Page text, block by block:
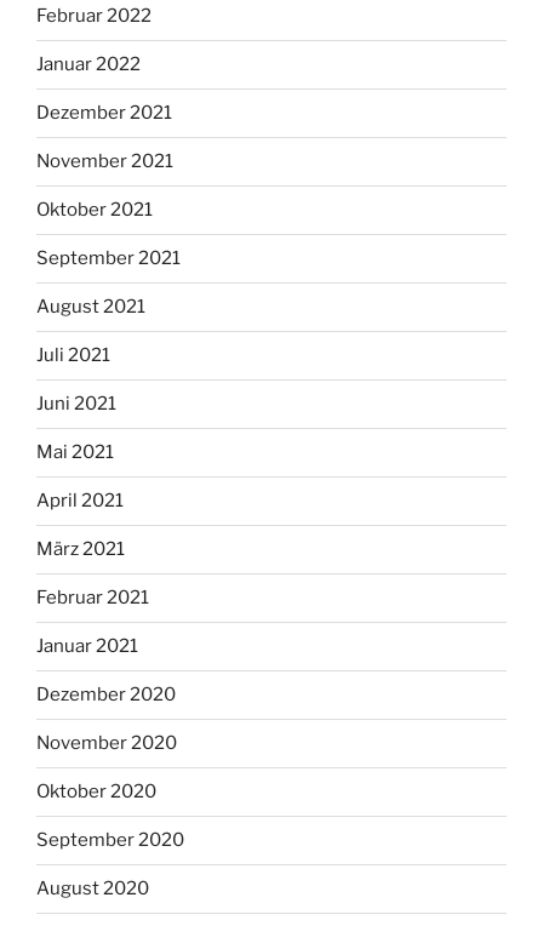
Februar 2022
Januar 2022
Dezember 2021
November 2021
Oktober 2021
September 2021
August 2021
Juli 2021
Juni 2021
Mai 2021
April 2021
März 2021
Februar 2021
Januar 2021
Dezember 2020
November 2020
Oktober 2020
September 2020
August 2020